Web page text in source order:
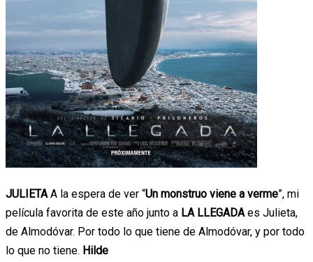
JULIETA A la espera de ver “Un monstruo viene a verme”, mi
película favorita de este año junto a LA LLEGADA es Julieta,
de Almodóvar. Por todo lo que tiene de Almodóvar, y por todo
lo que no tiene. Hilde